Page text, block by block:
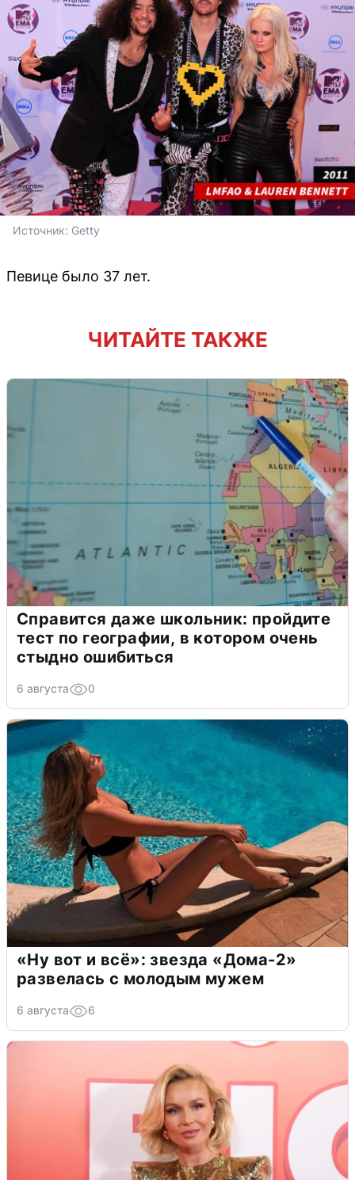
Источник: Getty
Певице было 37 лет.
ЧИТАЙТЕ ТАКЖЕ
Справится даже школьник: пройдите
тест по географии, в котором очень
стыдно ошибиться
6 августа 0
«Ну вот и всё»: звезда «Дома-2»
развелась с молодым мужем
6 августа 6